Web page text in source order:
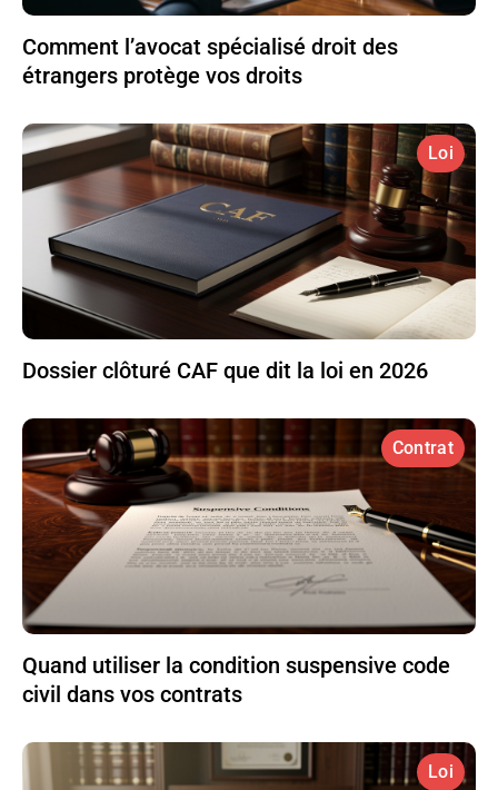
Comment l’avocat spécialisé droit des
étrangers protège vos droits
Loi
Dossier clôturé CAF que dit la loi en 2026
Contrat
Quand utiliser la condition suspensive code
civil dans vos contrats
Loi